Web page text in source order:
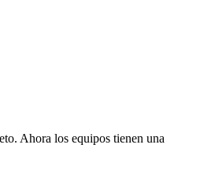
Ahora los equipos tienen una